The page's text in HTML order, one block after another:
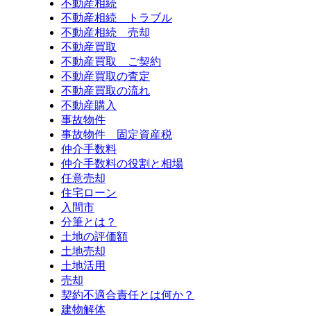
不動産相続
不動産相続 トラブル
不動産相続 売却
不動産買取
不動産買取 ご契約
不動産買取の査定
不動産買取の流れ
不動産購入
事故物件
事故物件 固定資産税
仲介手数料
仲介手数料の役割と相場
任意売却
住宅ローン
入間市
分筆とは？
土地の評価額
土地売却
土地活用
売却
契約不適合責任とは何か？
建物解体